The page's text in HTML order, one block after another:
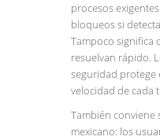
procesos
bloqueos si
Tampoco significa
resuelvan rápido.
seguridad protege
velocidad de cada
También conviene
mexicano: los